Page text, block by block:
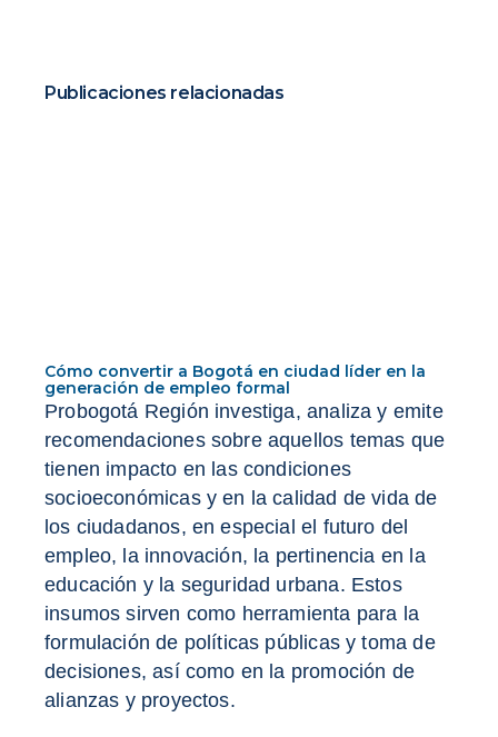
Publicaciones relacionadas
Cómo convertir a Bogotá en ciudad líder en la
generación de empleo formal
Probogotá Región investiga, analiza y emite
recomendaciones sobre aquellos temas que
tienen impacto en las condiciones
socioeconómicas y en la calidad de vida de
los ciudadanos, en especial el futuro del
empleo, la innovación, la pertinencia en la
educación y la seguridad urbana. Estos
insumos sirven como herramienta para la
formulación de políticas públicas y toma de
decisiones, así como en la promoción de
alianzas y proyectos.